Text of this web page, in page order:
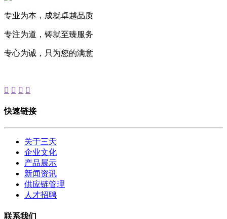
专业为本，成就卓越品质
专注为道，铸就至臻服务
专心为诚，只为您的满意
   
快速链接
关于三天
企业文化
产品展示
新闻资讯
供应链管理
人才招聘
联系我们